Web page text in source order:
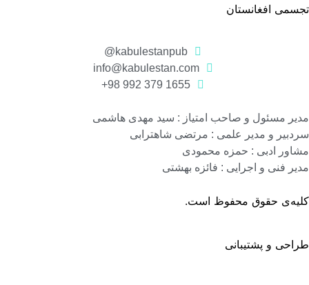
افغانستان
kabulestanpub@
info@kabulestan.com
1655 379 992 98+
مسئول و صاحب امتیاز : سید مهدی هاشمی
و مدیر علمی : مرتضی شاهترابی
ادبی : حمزه محمودی
فنی و اجرایی : فائزه بهشتی
حقوق محفوظ است.
و پشتیبانی گروه نرم افزاری رسانه